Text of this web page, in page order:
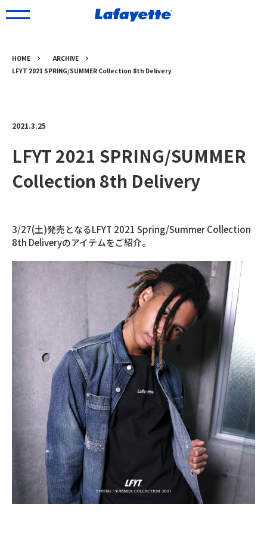
HOME
ARCHIVE
LFYT 2021 SPRING/SUMMER Collection 8th Delivery
2021.3.25
LFYT 2021 SPRING/SUMMER
Collection 8th Delivery
3/27(土)発売となるLFYT 2021 Spring/Summer Collection
8th Deliveryのアイテムをご紹介。